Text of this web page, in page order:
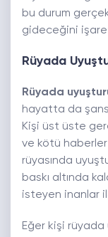
bu durum
gideceğini
Rüyada
Rüyada
hayatta da
Kişi üst üste
ve kötü
rüyasında
baskı altında
isteyen inanlar
Eğer kişi